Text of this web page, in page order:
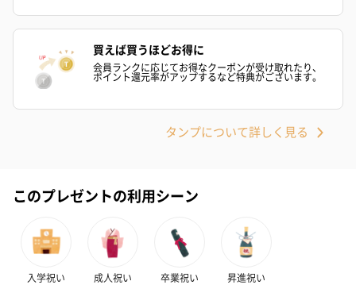
リラックスグッズ
リラックスグッズを同梱してお届けします。
かき氷入浴剤4点セット
かき氷入浴剤4点セット
買えば買うほどお得に
会員ランクに応じてお得なクーポンが受け取れたり、
ポイント還元率がアップするなど特典がございます。
タンプについて詳しく見る
このプレゼントの利用シーン
入学祝い 成人祝い 卒業祝い 昇進祝い